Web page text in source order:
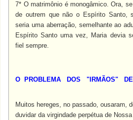
7* O matrimônio é monogâmico. Ora,
de outrem que não o Espírito Santo,
seria uma aberração, semelhante ao
Espírito Santo uma vez, Maria devia
fiel sempre.
O PROBLEMA DOS "IRMÃOS"
Muitos hereges, no passado, ousaram,
duvidar da virgindade perpétua de